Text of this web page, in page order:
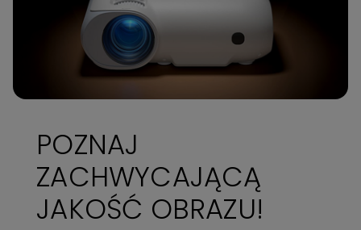
POZNAJ
ZACHWYCAJĄCĄ
JAKOŚĆ OBRAZU!